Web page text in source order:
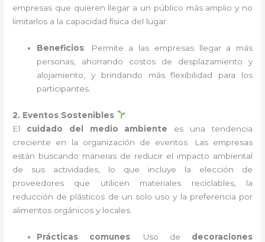
empresas que quieren llegar a un público más amplio y no
limitarlos a la capacidad física del lugar.
Beneficios: Permite a las empresas llegar a más
personas, ahorrando costos de desplazamiento y
alojamiento, y brindando más flexibilidad para los
participantes.
2. Eventos Sostenibles
El cuidado del medio ambiente es una tendencia
creciente en la organización de eventos. Las empresas
están buscando maneras de reducir el impacto ambiental
de sus actividades, lo que incluye la elección de
proveedores que utilicen materiales reciclables, la
reducción de plásticos de un solo uso y la preferencia por
alimentos orgánicos y locales.
Prácticas comunes: Uso de decoraciones